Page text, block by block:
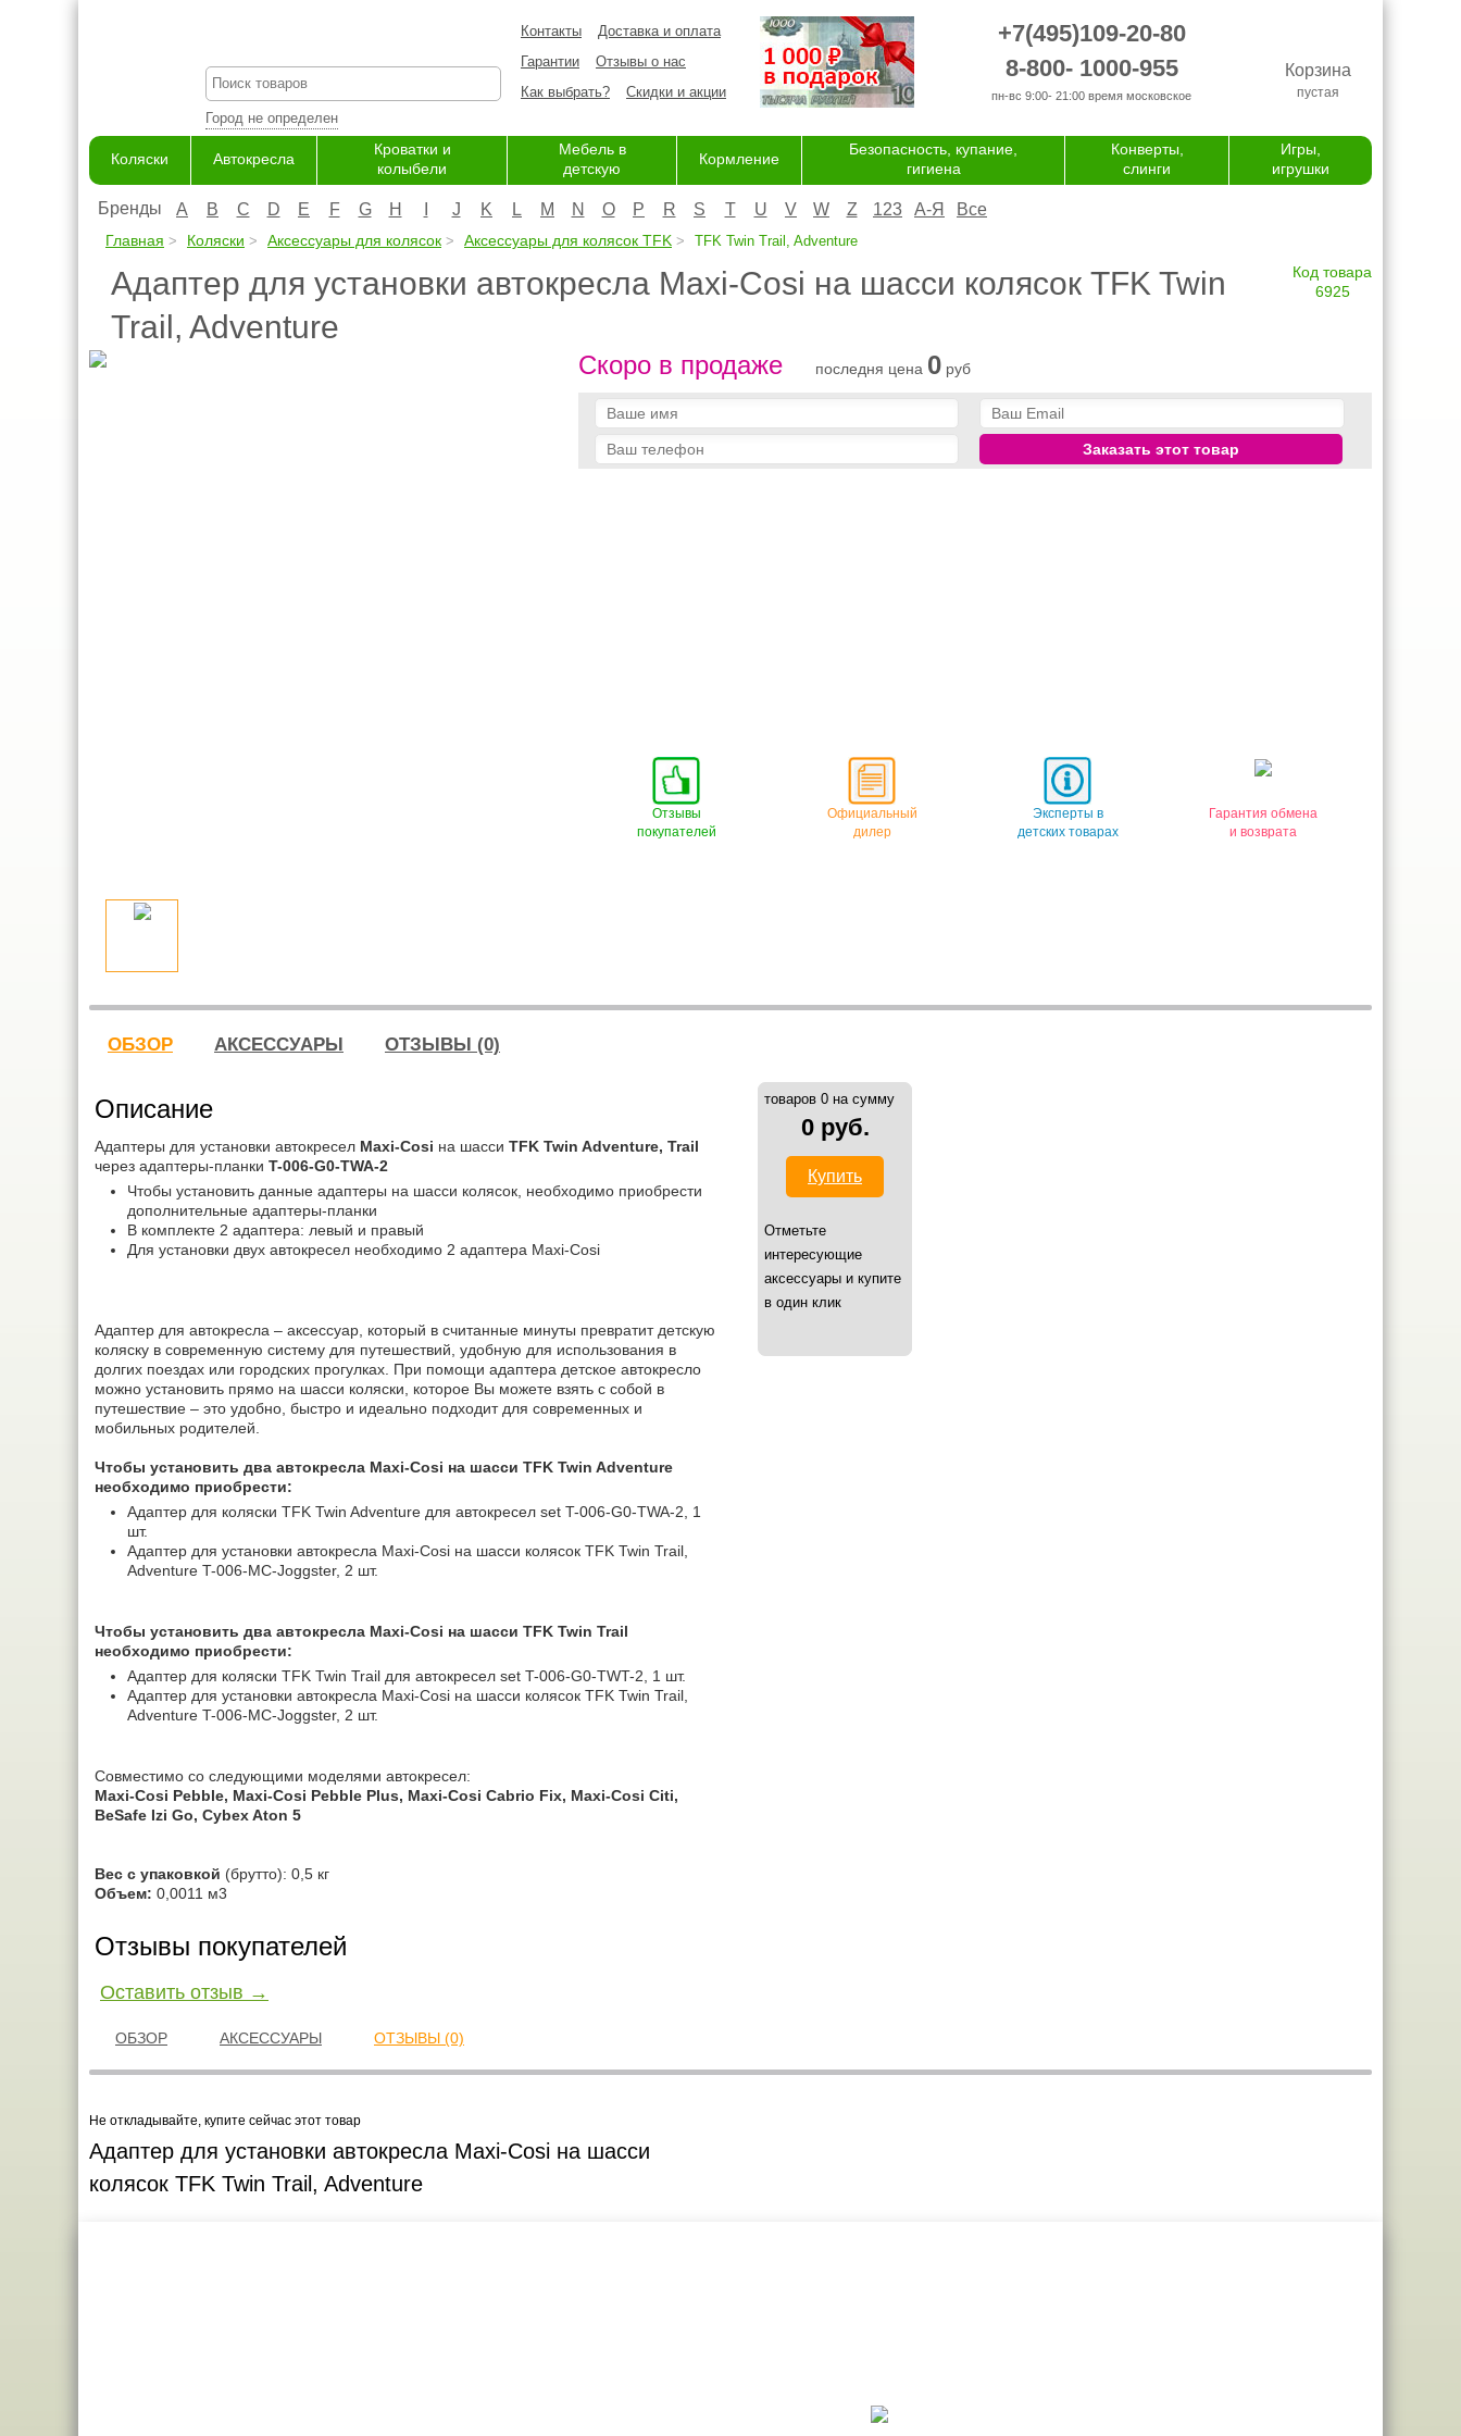
Город не определен
Контакты
Доставка и оплата
Гарантии
Отзывы о нас
Как выбрать?
Скидки и акции
+7(495)109-20-80
8-800- 1000-955
пн-вс 9:00- 21:00 время московское
Корзина
пустая
Коляски Автокресла
Кроватки и
колыбели
Мебель в
детскую
Кормление
Безопасность, купание,
гигиена
Конверты,
слинги
Игры,
игрушки
Бренды A B C D E F G H J K L M N O P R S T U V W Z 123 А-Я Все
Главная Коляски Аксессуары для колясок Аксессуары для колясок TFK TFK Twin Trail, Adventure
Адаптер для установки автокресла Maxi-Сosi на шасси колясок TFK Twin
Trail, Adventure
Код товара
6925
Скоро в продаже последня цена 0 руб
Заказать этот товар
Отзывы
покупателей
Официальный
дилер
Эксперты в
детских товарах
Гарантия обмена
и возврата
ОБЗОР АКСЕССУАРЫ ОТЗЫВЫ (0)
Описание
Адаптеры для установки автокресел Maxi-Cosi на шасси TFK Twin Adventure, Trail
через адаптеры-планки T-006-G0-TWA-2
Чтобы установить данные адаптеры на шасси колясок, необходимо приобрести
дополнительные адаптеры-планки
В комплекте 2 адаптера: левый и правый
Для установки двух автокресел необходимо 2 адаптера Maxi-Cosi
Адаптер для автокресла – аксессуар, который в считанные минуты превратит детскую
коляску в современную систему для путешествий, удобную для использования в
долгих поездах или городских прогулках. При помощи адаптера детское автокресло
можно установить прямо на шасси коляски, которое Вы можете взять с собой в
путешествие – это удобно, быстро и идеально подходит для современных и
мобильных родителей.
Чтобы установить два автокресла Maxi-Cosi на шасси TFK Twin Adventure
необходимо приобрести:
Адаптер для коляски TFK Twin Adventure для автокресел set T-006-G0-TWA-2, 1
шт.
Адаптер для установки автокресла Maxi-Сosi на шасси колясок TFK Twin Trail,
Adventure T-006-MC-Joggster, 2 шт.
Чтобы установить два автокресла Maxi-Cosi на шасси TFK Twin Trail
необходимо приобрести:
Адаптер для коляски TFK Twin Trail для автокресел set T-006-G0-TWT-2, 1 шт.
Адаптер для установки автокресла Maxi-Сosi на шасси колясок TFK Twin Trail,
Adventure T-006-MC-Joggster, 2 шт.
Совместимо со следующими моделями автокресел:
Maxi-Cosi Pebble, Maxi-Cosi Pebble Plus, Maxi-Cosi Cabrio Fix, Maxi-Cosi Citi,
BeSafe Izi Go, Cybex Aton 5
Вес с упаковкой (брутто): 0,5 кг
Объем: 0,0011 м3
Отзывы покупателей
Оставить отзыв →
товаров 0 на сумму
0 руб.
Купить
Отметьте
интересующие
аксессуары и купите
в один клик
ОБЗОР АКСЕССУАРЫ ОТЗЫВЫ (0)
Не откладывайте, купите сейчас этот товар
Адаптер для установки автокресла Maxi-Сosi на шасси
колясок TFK Twin Trail, Adventure